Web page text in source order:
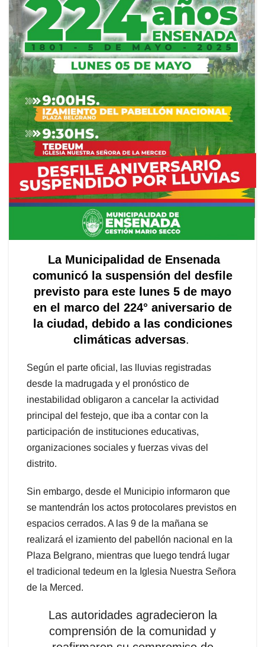
La Municipalidad de Ensenada
comunicó la suspensión del desfile
previsto para este lunes 5 de mayo
en el marco del 224° aniversario de
la ciudad, debido a las condiciones
climáticas adversas.
Según el parte oficial, las lluvias registradas
desde la madrugada y el pronóstico de
inestabilidad obligaron a cancelar la actividad
principal del festejo, que iba a contar con la
participación de instituciones educativas,
organizaciones sociales y fuerzas vivas del
distrito.
Sin embargo, desde el Municipio informaron que
se mantendrán los actos protocolares previstos en
espacios cerrados. A las 9 de la mañana se
realizará el izamiento del pabellón nacional en la
Plaza Belgrano, mientras que luego tendrá lugar
el tradicional tedeum en la Iglesia Nuestra Señora
de la Merced.
Las autoridades agradecieron la
comprensión de la comunidad y